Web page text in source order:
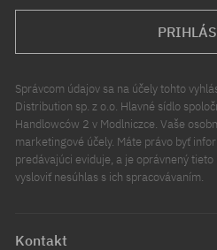
Správcom údajov sa na účely tohto
Distribution sp. z o.o. Hlavné sídlo
Handlowców 2 v Modlniczce. Vaše
marketingové účely. Máte právo byť
predávajúci eviduje, a je oprávnený
vysloviť nesúhlas s ich spracovávaním.
Kontakt